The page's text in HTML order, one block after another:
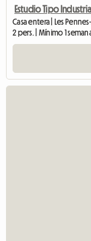
Estudio Tipo
Casa entera | Les
2 pers. | Mínimo 1